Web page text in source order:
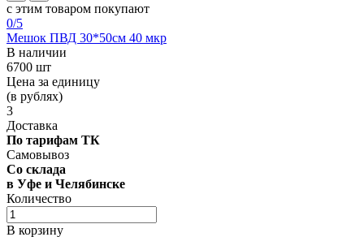
с этим товаром покупают
0/5
Мешок ПВД 30*50см 40 мкр
В наличии
6700 шт
Цена за единицу
(в рублях)
3
Доставка
По тарифам ТК
Самовывоз
Со склада
в Уфе и Челябинске
Количество
В корзину